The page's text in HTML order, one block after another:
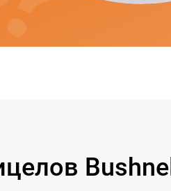
Bushnell